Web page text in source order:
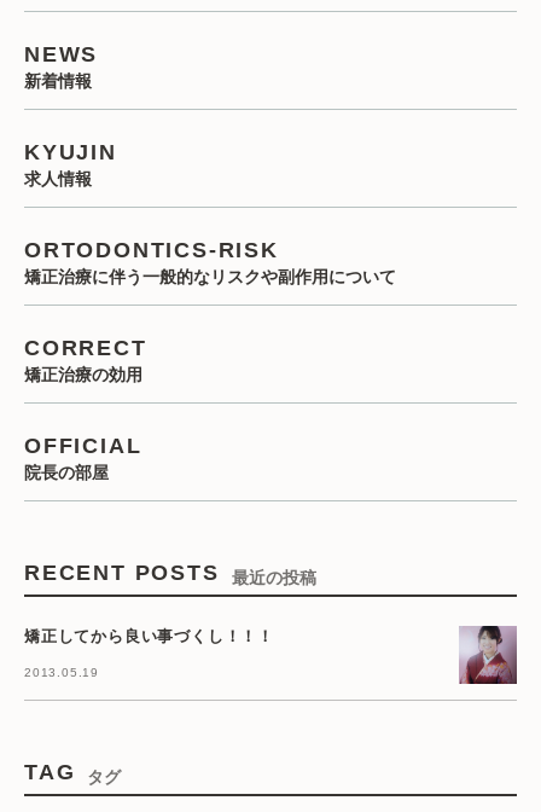
NEWS
新着情報
KYUJIN
求人情報
ORTODONTICS-RISK
矯正治療に伴う一般的なリスクや副作用について
CORRECT
矯正治療の効用
OFFICIAL
院長の部屋
RECENT POSTS 最近の投稿
矯正してから良い事づくし！！！
2013.05.19
TAG タグ